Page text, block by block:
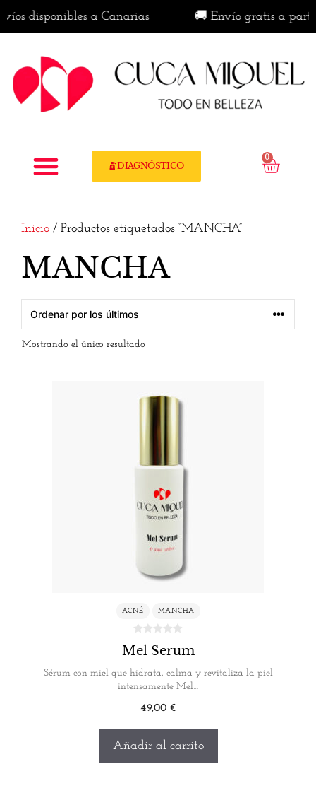
disponibles a Canarias 🚚 Envío gratis a
DIAGNÓSTICO
0
Inicio / Productos etiquetados “MANCHA”
MANCHA
Mostrando el único resultado
ACNÉ MANCHA
Mel Serum
Sérum con miel que hidrata, calma y revitaliza la piel
intensamente Mel…
49,00 €
Añadir al carrito